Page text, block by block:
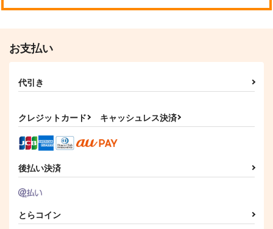
平野と鍵浦 7
お支払い
代引き
クレジットカード キャッシュレス決済
後払い決済
とらコイン